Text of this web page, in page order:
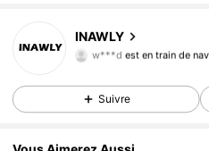
INAWLY
w***d est en train de
4,82
1.1M Suiveurs
4,82 1.1M Suiveurs
4,82 1.1M Suiveurs
4,82 1.1M Suiveurs
Suivre